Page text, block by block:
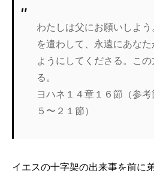
わたしは父にお願いしよ
を遣わして、永遠にあな
ようにしてくださる。こ
る。
ヨハネ１４章１６節（参考
５〜２１節）
イエスの十字架の出来事を前に